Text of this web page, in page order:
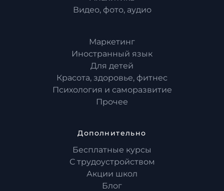
Видео, фото, аудио
Маркетинг
Иностранный язык
Для детей
Красота, здоровье, фитнес
Психология и саморазвитие
Прочее
Дополнительно
Бесплатные курсы
С трудоустройством
Акции школ
Блог